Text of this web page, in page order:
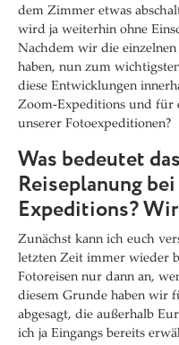
dem Zimmer etwas
wird ja weiterhin ohne
Nachdem wir die
haben, nun zum
diese Entwicklungen
Zoom-Expeditions und für
unserer Fotoexpeditionen?
Was bedeutet
Reiseplanung
Expeditions?
Zunächst kann ich euch
letzten Zeit immer wieder
Fotoreisen nur dann an,
diesem Grunde haben wir
abgesagt, die außerhalb
ich ja Eingangs bereits